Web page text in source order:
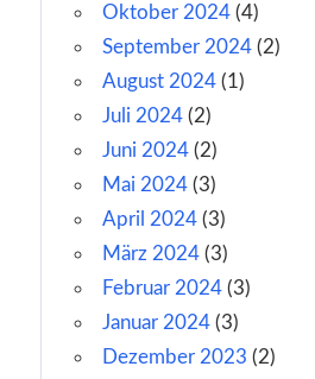
Oktober 2024 (4)
September 2024 (2)
August 2024 (1)
Juli 2024 (2)
Juni 2024 (2)
Mai 2024 (3)
April 2024 (3)
März 2024 (3)
Februar 2024 (3)
Januar 2024 (3)
Dezember 2023 (2)